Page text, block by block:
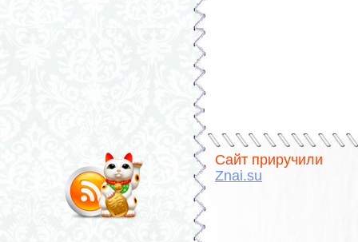
Сайт приручили
Znai.su